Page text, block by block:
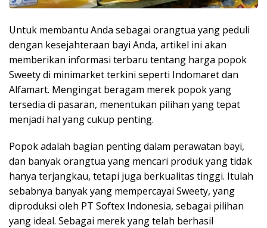
Untuk membantu Anda sebagai orangtua yang peduli
dengan kesejahteraan bayi Anda, artikel ini akan
memberikan informasi terbaru tentang harga popok
Sweety di minimarket terkini seperti Indomaret dan
Alfamart. Mengingat beragam merek popok yang
tersedia di pasaran, menentukan pilihan yang tepat
menjadi hal yang cukup penting.
Popok adalah bagian penting dalam perawatan bayi,
dan banyak orangtua yang mencari produk yang tidak
hanya terjangkau, tetapi juga berkualitas tinggi. Itulah
sebabnya banyak yang mempercayai Sweety, yang
diproduksi oleh PT Softex Indonesia, sebagai pilihan
yang ideal. Sebagai merek yang telah berhasil